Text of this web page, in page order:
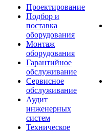
Проектирование
Подбор и
поставка
оборудования
Монтаж
оборудования
Гарантийное
обслуживание
Сервисное
обслуживание
Аудит
инженерных
систем
Техническое